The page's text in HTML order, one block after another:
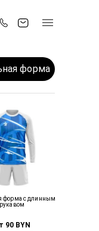
форма
форма с длинным
рукавом
90 BYN